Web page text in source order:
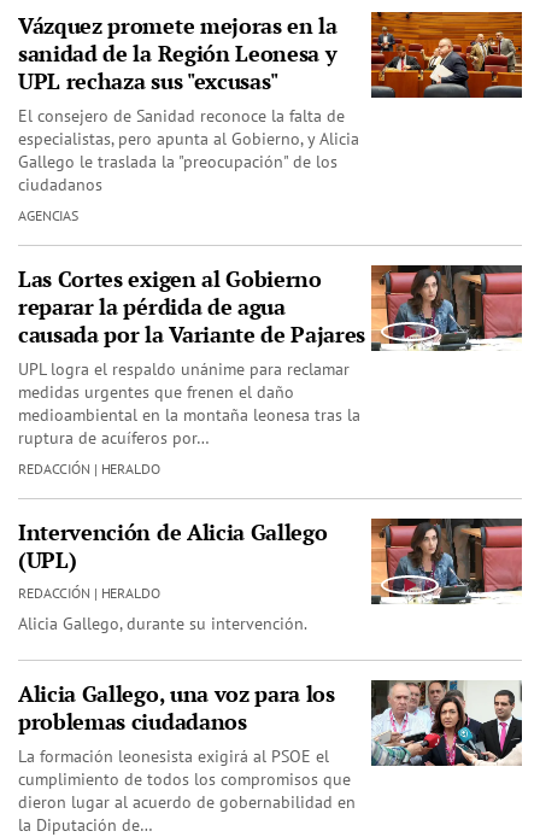
Vázquez promete mejoras en la
sanidad de la Región Leonesa y
UPL rechaza sus "excusas"
El consejero de Sanidad reconoce la falta de
especialistas, pero apunta al Gobierno, y Alicia
Gallego le traslada la "preocupación" de los
ciudadanos
AGENCIAS
Las Cortes exigen al Gobierno
reparar la pérdida de agua
causada por la Variante de Pajares
UPL logra el respaldo unánime para reclamar
medidas urgentes que frenen el daño
medioambiental en la montaña leonesa tras la
ruptura de acuíferos por…
REDACCIÓN | HERALDO
Intervención de Alicia Gallego
(UPL)
REDACCIÓN | HERALDO
Alicia Gallego, durante su intervención.
Alicia Gallego, una voz para los
problemas ciudadanos
La formación leonesista exigirá al PSOE el
cumplimiento de todos los compromisos que
dieron lugar al acuerdo de gobernabilidad en
la Diputación de…